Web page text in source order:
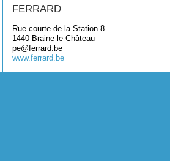
FERRARD
Rue courte de la Station 8
1440 Braine-le-Château
pe@ferrard.be
www.ferrard.be